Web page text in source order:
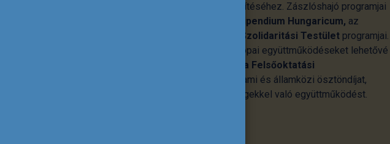
nemzetközi beágyazottságának erősítéséhez. Zászlóshajó programjai
Stipendium Hungaricum, az
Európai Szolidaritási Testület programjai.
Ezek mellett koordinálja a közép-európai együttműködéseket lehetővé
Diaszpóra Felsőoktatási
és számos állami és államközi ösztöndíjat,
valamint határon túli magyar közösségekkel való együttműködést.